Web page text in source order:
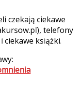
czekają ciekawe
telefony
książki.